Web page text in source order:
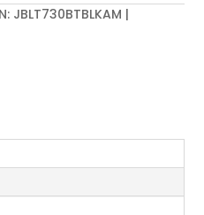
JBLT730BTBLKAM